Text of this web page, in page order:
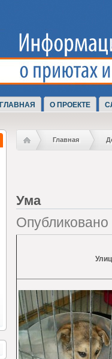
ГЛАВНАЯ О ПРОЕКТЕ
Главная
Ума